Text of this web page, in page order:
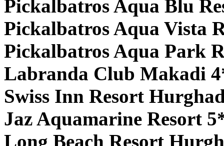
Pickalbatros Aqua Blu
Pickalbatros Aqua Vista
Pickalbatros Aqua Park
Labranda Club Makadi
Swiss Inn Resort
Jaz Aquamarine Resort
Long Beach Resort